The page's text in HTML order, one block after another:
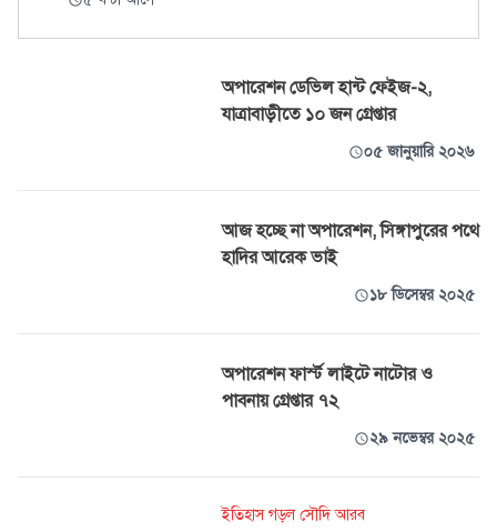
অপারেশন ডেভিল হান্ট ফেইজ-২,
যাত্রাবাড়ীতে ১০ জন গ্রেপ্তার
০৫ জানুয়ারি ২০২৬
আজ হচ্ছে না অপারেশন, সিঙ্গাপুরের পথে
হাদির আরেক ভাই
১৮ ডিসেম্বর ২০২৫
অপারেশন ফার্স্ট লাইটে নাটোর ও
পাবনায় গ্রেপ্তার ৭২
২৯ নভেম্বর ২০২৫
ইতিহাস গড়ল সৌদি আরব